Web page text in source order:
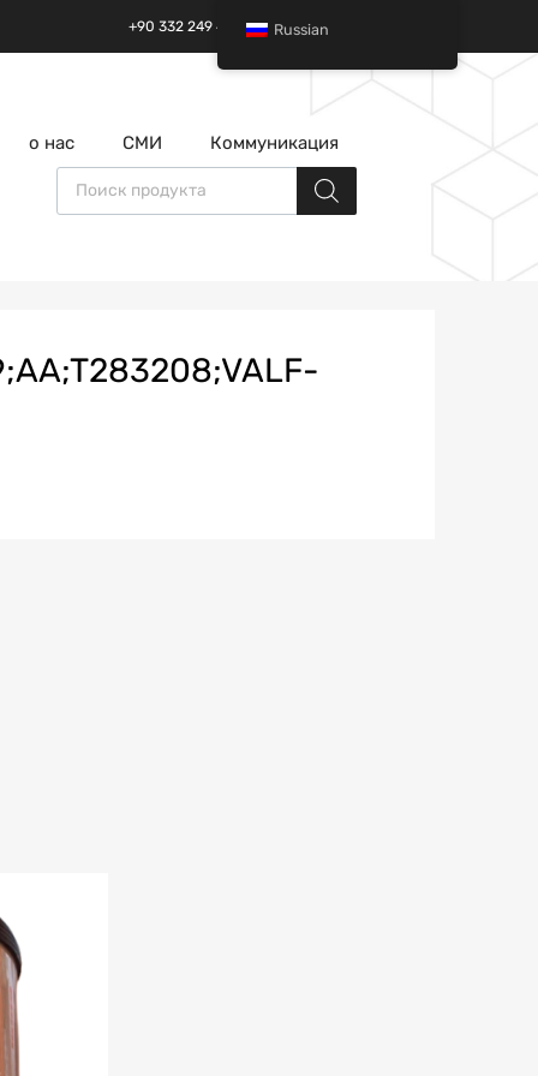
+90 332 249 49 01 | +90 532 685 32 42
о нас СМИ Коммуникация
Поиск товаров
Russian